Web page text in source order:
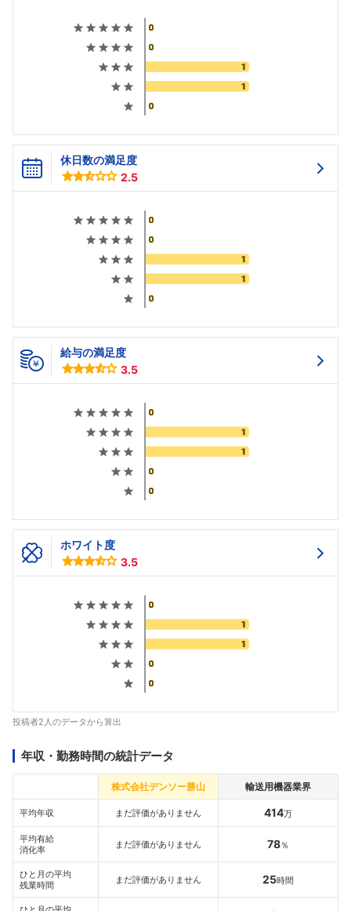
休日数の満足度
2.5
給与の満足度
3.5
ホワイト度
3.5
投稿者2人のデータから算出
年収・勤務時間の統計データ
株式会社デンソー勝山 輸送用機器業界
平均年収 まだ評価がありません 414万
平均有給
消化率
まだ評価がありません 78％
ひと月の平均
残業時間
まだ評価がありません 25時間